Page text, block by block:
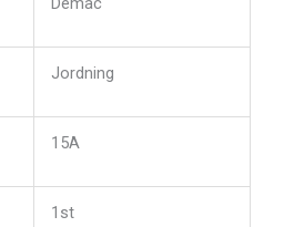
Jordning
15A
1st